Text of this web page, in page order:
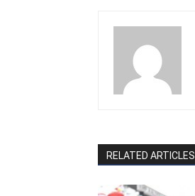
RELATED ARTICLES